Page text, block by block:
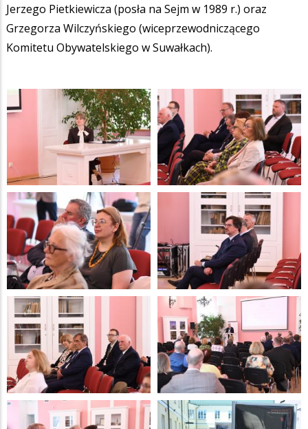
Jerzego Pietkiewicza (posła na Sejm w 1989 r.) oraz
Grzegorza Wilczyńskiego (wiceprzewodniczącego
Komitetu Obywatelskiego w Suwałkach).